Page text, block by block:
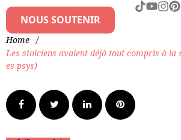
NOUS SOUTENIR
Home /
Les stoïciens avaient déjà tout compris à la
es psys)